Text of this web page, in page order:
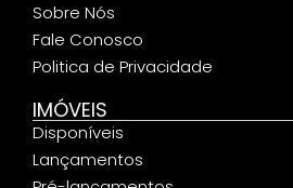
Sobre Nós
Fale Conosco
Politica de Privacidade
IMÓVEIS
Disponíveis
Lançamentos